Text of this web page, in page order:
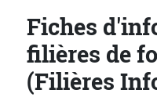
Fiches
filières de
(Filières